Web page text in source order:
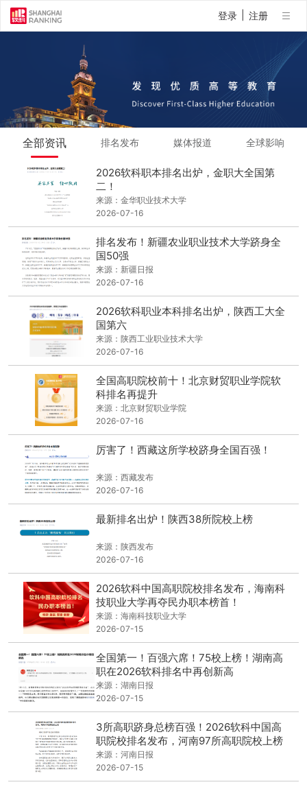
登录 注册
全部资讯 排名发布 媒体报道 全球影响
2026软科职本排名出炉，金职大全国第
二！
来源：金华职业技术大学
2026-07-16
排名发布！新疆农业职业技术大学跻身全
国50强
来源：新疆日报
2026-07-16
2026软科职业本科排名出炉，陕西工大全
国第六
来源：陕西工业职业技术大学
2026-07-16
全国高职院校前十！北京财贸职业学院软
科排名再提升
来源：北京财贸职业学院
2026-07-16
厉害了！西藏这所学校跻身全国百强！
来源：西藏发布
2026-07-16
最新排名出炉！陕西38所院校上榜
来源：陕西发布
2026-07-16
2026软科中国高职院校排名发布，海南科
技职业大学再夺民办职本榜首！
来源：海南科技职业大学
2026-07-15
全国第一！百强六席！75校上榜！湖南高
职在2026软科排名中再创新高
来源：湖南日报
2026-07-15
3所高职跻身总榜百强！2026软科中国高
职院校排名发布，河南97所高职院校上榜
来源：河南日报
2026-07-15